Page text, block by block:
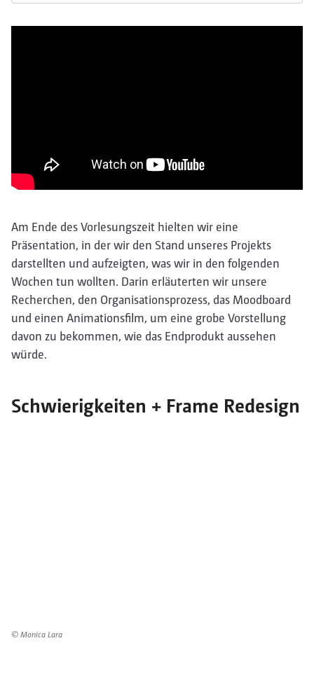
Am Ende des Vorlesungszeit hielten wir eine
Präsentation, in der wir den Stand unseres Projekts
darstellten und aufzeigten, was wir in den folgenden
Wochen tun wollten. Darin erläuterten wir unsere
Recherchen, den Organisationsprozess, das Moodboard
und einen Animationsfilm, um eine grobe Vorstellung
davon zu bekommen, wie das Endprodukt aussehen
würde.
Schwierigkeiten + Frame Redesign
© Monica Lara